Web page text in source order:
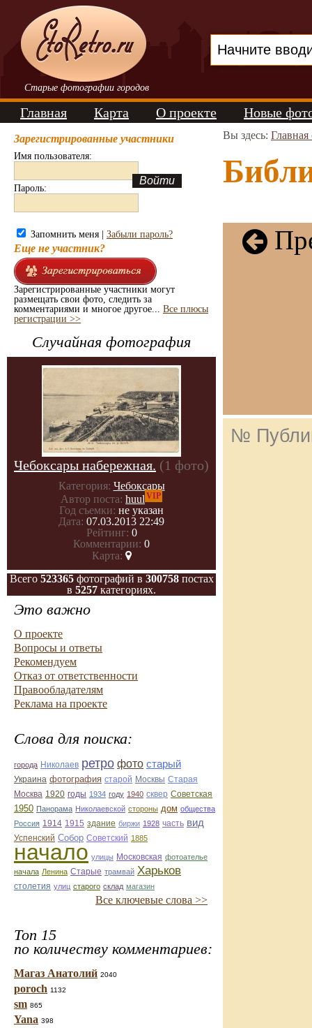
Старые фотографии городов
Главная Карта О проекте Новые
Зарегистрированные участники
Имя пользователя:
Пароль:
Запомнить меня | Забыли пароль?
Еще не участник?
Зарегистрированные участники могут
размещать свои фото, следить за
комментариями и многое другое... Все плюсы
регистрации >>
Случайная фотография
Чебоксары набережная. (1 фото)
Категория: Чебоксары
Автор поста: huul VIP
Год съемки: не указан
Дата: 07.03.2013 22:49
Рейтинг: 0
Комментарии: 0
Карта:
Всего 523365фотографий в 300758постах
в 5257 категориях.
Это важно
О проекте
Вопросы и ответы
Рекомендуем
Отказ от ответственности
Правообладателям
Реклама на проекте
Слова для поиска:
города Николаев ретро фото старый
Украина фотография старой Москвы Старая
Москва 1920 годы 1934 году 1940 сквер Советская
1950 Панорама Николаевской стороны дом общества
Россия 1914 1915 здание биржи 1928 часть вид
Успенский Собор Советский 1885
начало улицы Московская фотоателье
начала Ленина Старые трамвай Харьков
столетия улиц старого склад магазин
Все ключевые слова >>
Топ 15
по количеству комментариев:
Магаз Анатолий 2040
poroch 1132
sm 865
Yana 398
Вы здесь: Главная
№